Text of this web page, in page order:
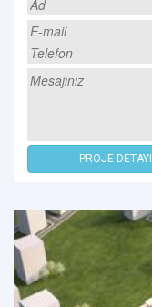
PROJE DETAYI